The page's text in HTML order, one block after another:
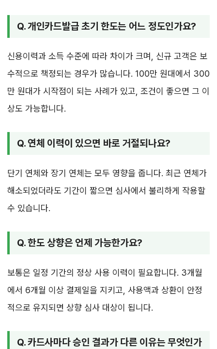
Q. 개인카드발급 초기 한도는 어느 정도인가요?
신용이력과 소득 수준에 따라 차이가 크며, 신규 고객은 보
수적으로 책정되는 경우가 많습니다. 100만 원대에서 300
만 원대가 시작점이 되는 사례가 있고, 조건이 좋으면 그 이
상도 가능합니다.
Q. 연체 이력이 있으면 바로 거절되나요?
단기 연체와 장기 연체는 모두 영향을 줍니다. 최근 연체가
해소되었더라도 기간이 짧으면 심사에서 불리하게 작용할
수 있습니다.
Q. 한도 상향은 언제 가능한가요?
보통은 일정 기간의 정상 사용 이력이 필요합니다. 3개월
에서 6개월 이상 결제일을 지키고, 사용액과 상환이 안정
적으로 유지되면 상향 심사 대상이 됩니다.
Q. 카드사마다 승인 결과가 다른 이유는 무엇인가